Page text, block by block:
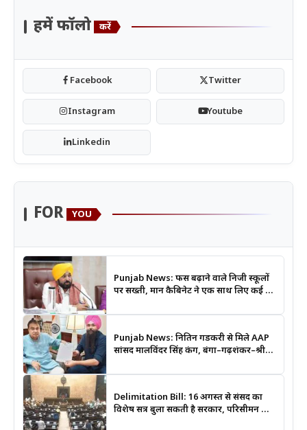
हमें फॉलो करें
Facebook Twitter
Instagram Youtube
Linkedin
FOR YOU
Punjab News: फीस बढ़ाने वाले निजी स्कूलों
पर सख्ती, मान कैबिनेट ने एक साथ लिए कई बड़े
Punjab News: नितिन गडकरी से मिले AAP
सांसद मालविंदर सिंह कंग, बंगा–गढ़शंकर–श्री
बनाने की उठाई मांग
Delimitation Bill: 16 अगस्त से संसद का
विशेष सत्र बुला सकती है सरकार, परिसीमन और